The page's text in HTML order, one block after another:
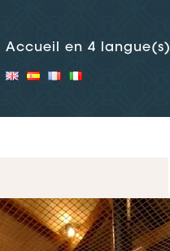
Accueil en 4 langue(s)